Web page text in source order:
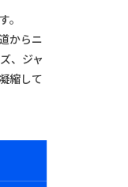
。
からニ
、ジャ
縮して